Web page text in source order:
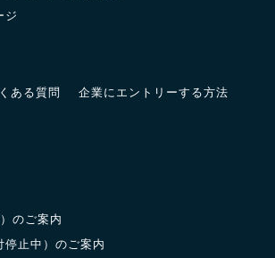
ジ
ある質問 企業にエントリーする方法
のご案内
止中）のご案内